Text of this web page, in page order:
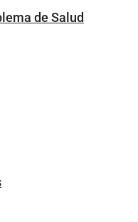
de Salud